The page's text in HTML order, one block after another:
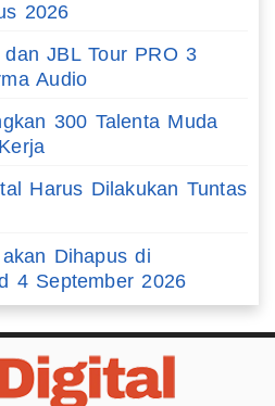
2026
JBL Tour PRO 3
Audio
300 Talenta Muda
Harus Dilakukan Tuntas
Dihapus di
4 September 2026